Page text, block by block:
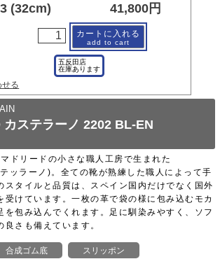
ドリードの小さな職人工房で生まれた
ッラーノ)。全ての靴が熟練した職人によって手
スタイルと品質は、スペイン国内だけでなく国外
受けています。一枚の革で袋の様に包み込むモカ
を包み込んでくれます。足に馴染みやすく、ソフ
良さも備えています。
合成ゴム底 スリッポン
ステラーノ 2202 BL-EN
(32cm) 41,800円
カートに入れる
add to cart
五反田店
在庫あります
る